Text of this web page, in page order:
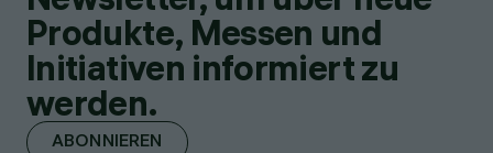
Produkte, Messen und
Initiativen informiert zu
werden.
ABONNIEREN